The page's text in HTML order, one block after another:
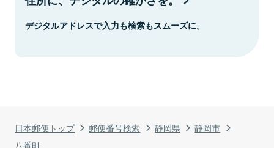
日本郵便トップ 郵便番号検索 静岡県
静岡市
八番町
デジタルアドレスで入力も検索もスムーズに。